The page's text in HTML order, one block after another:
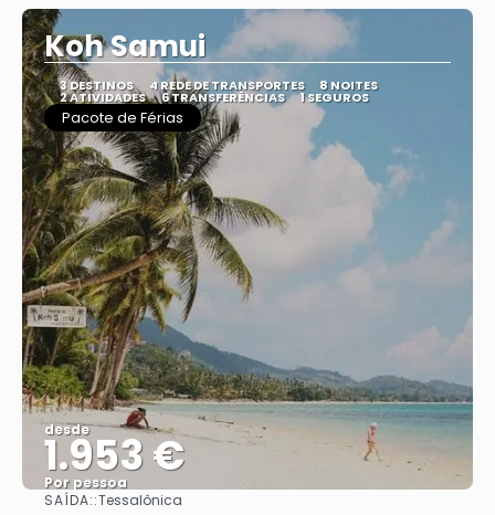
Koh Samui
3 DESTINOS 4 REDE DE TRANSPORTES 8 NOITES
2 ATIVIDADES 6 TRANSFERÊNCIAS 1 SEGUROS
Pacote de Férias
desde
1.953 €
Por pessoa
SAÍDA::Tessalônica